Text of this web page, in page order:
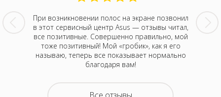
раз
При возникновении полос на экране позвонил
в этот сервисный центр Asus — отзывы читал,
все позитивные. Совершенно правильно, мой
тоже позитивный! Мой «гробик», как я его
называю, теперь все показывает нормально
благодаря вам!
Мой